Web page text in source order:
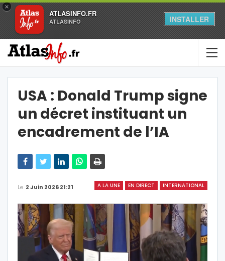
×
ATLASINFO.FR
ATLASINFO INSTALLER
USA : Donald Trump signe
un décret instituant un
encadrement de l’IA
A LA UNE EN DIRECT INTERNATIONAL
Le 2 Juin 2026 21:21